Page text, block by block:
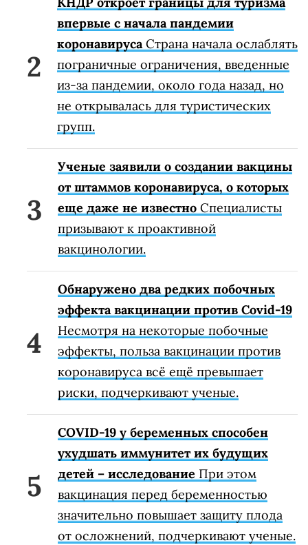
впервые с начала пандемии
коронавирусаСтрана начала ослаблять
пограничные ограничения, введенные
из-за пандемии, около года назад, но
не открывалась для туристических
групп.
Ученые заявили о создании вакцины
от штаммов коронавируса, о которых
еще даже не известно Специалисты
призывают к проактивной
вакцинологии.
Обнаружено два редких побочных
эффекта вакцинации против Covid-19
Несмотря на некоторые побочные
эффекты, польза вакцинации против
коронавируса всё ещё превышает
риски, подчеркивают ученые.
COVID-19 у беременных способен
ухудшать иммунитет их будущих
детей – исследование При этом
вакцинация перед беременностью
значительно повышает защиту плода
от осложнений, подчеркивают ученые.